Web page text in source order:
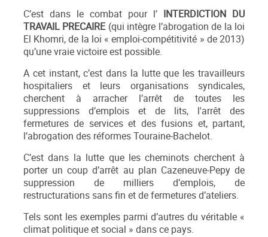
C’est dans le combat pour l’ INTERDICTION DU
TRAVAIL PRECAIRE (qui intègre l’abrogation de la loi
El Khomri, de la loi « emploi-compétitivité » de 2013)
qu’une vraie victoire est possible.
A cet instant, c’est dans la lutte que les travailleurs
hospitaliers et leurs organisations syndicales,
cherchent à arracher l’arrêt de toutes les
suppressions d’emplois et de lits, l'arrêt des
fermetures de services et des fusions et, partant,
l’abrogation des réformes Touraine-Bachelot.
C’est dans la lutte que les cheminots cherchent à
porter un coup d’arrêt au plan Cazeneuve-Pepy de
suppression de milliers d’emplois, de
restructurations sans fin et de fermetures d’ateliers.
Tels sont les exemples parmi d’autres du véritable «
climat politique et social » dans ce pays.